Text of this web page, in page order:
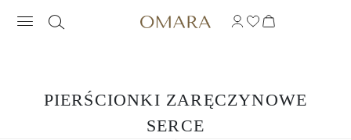
PIERŚCIONKI ZARĘCZYNOWE
SERCE